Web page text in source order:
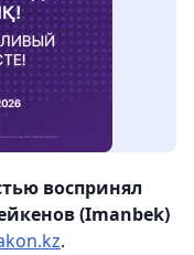
воспринял
(Imanbek)
.